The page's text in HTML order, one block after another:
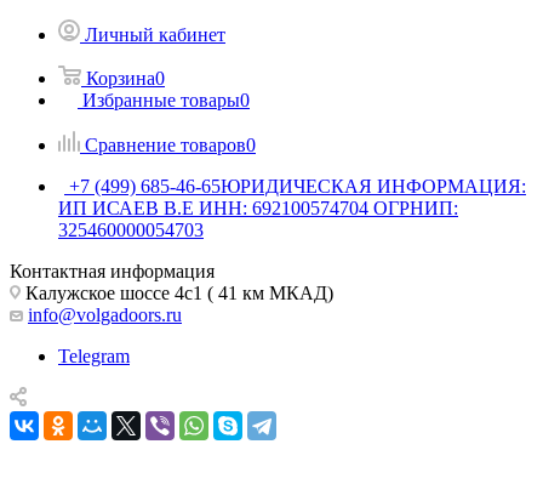
Личный кабинет
Корзина0
Избранные товары0
Сравнение товаров0
+7 (499) 685-46-65ЮРИДИЧЕСКАЯ ИНФОРМАЦИЯ:
ИП ИСАЕВ В.Е ИНН: 692100574704 ОГРНИП:
325460000054703
Контактная информация
Калужское шоссе 4с1 ( 41 км МКАД)
info@volgadoors.ru
Telegram